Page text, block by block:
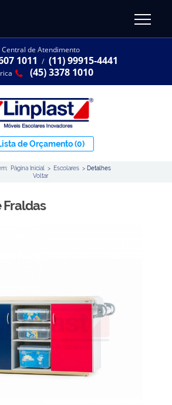
Central de Atendimento
1011 / (11) 99915-4441
(45) 3378 1010
de Orçamento(0)
Página Inicial > Escolares >Detalhes
Voltar
Fraldas
2025